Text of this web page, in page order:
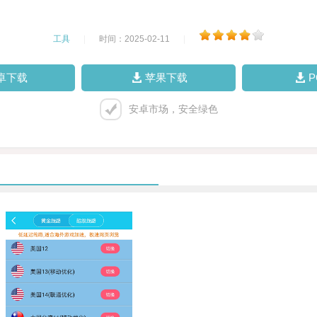
工具 时间：2025-02-11
下载 苹果下载
安卓市场，安全绿色